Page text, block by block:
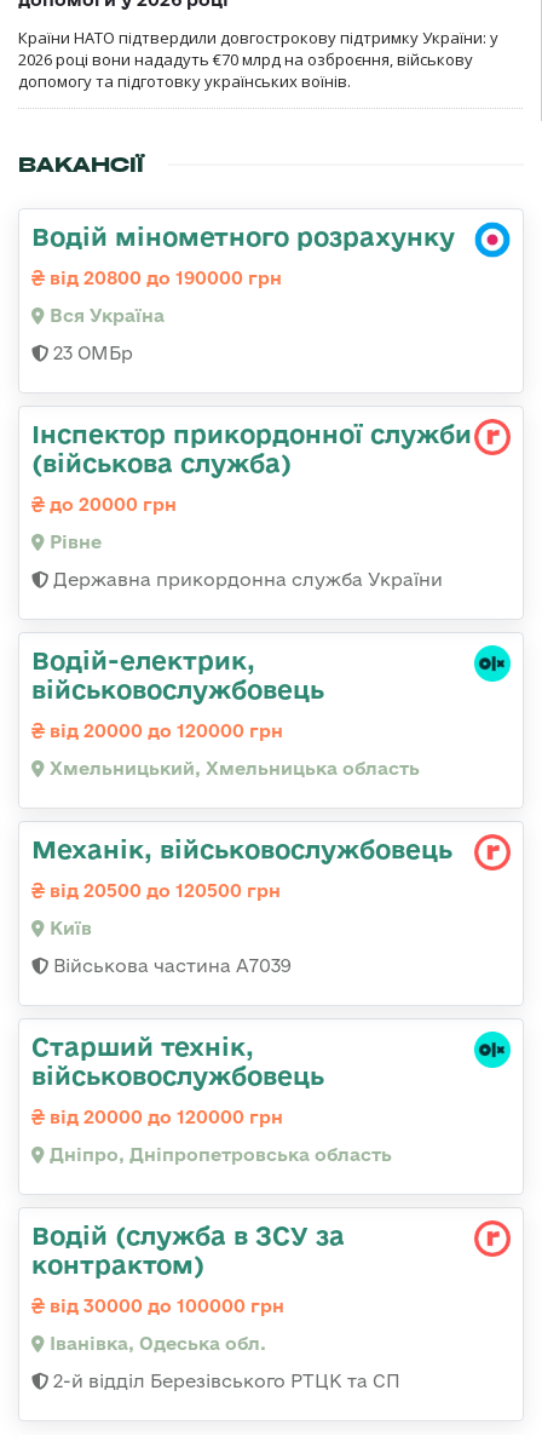
Країни НАТО підтвердили довгострокову підтримку України: у
2026 році вони нададуть €70 млрд на озброєння, військову
допомогу та підготовку українських воїнів.
ВАКАНСІЇ
Водій мінометного розрахунку
від 20800 до 190000 грн
Вся Україна
23 ОМБр
Інспектор прикордонної служби
(військова служба)
до 20000 грн
Рівне
Державна прикордонна служба України
Водій-електрик,
військовослужбовець
від 20000 до 120000 грн
Хмельницький, Хмельницька область
Механік, військовослужбовець
від 20500 до 120500 грн
Київ
Військова частина А7039
Старший технік,
військовослужбовець
від 20000 до 120000 грн
Дніпро, Дніпропетровська область
Водій (служба в ЗСУ за
контрактом)
від 30000 до 100000 грн
Іванівка, Одеська обл.
2-й відділ Березівського РТЦК та СП